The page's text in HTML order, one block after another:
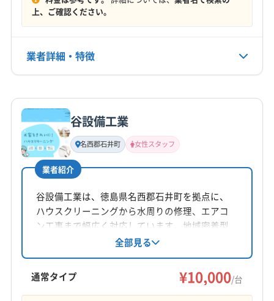
(香川県) 仲多度郡多度津町
定休日
電話番号
公式HP
公式サイトなし
上、ご確認ください。
業者詳細・特徴
基本情報
代表者名
小倉秀樹
所在地
徳島県徳島市
対応地域
吉野川市 小松島市
鳴門市
板野郡松茂町 板野郡上板町
板野郡板野町
板野郡北島町
名西郡神山町
もっと見る
谷設備工業
名西郡石井町 女性スタッフ
業者紹介
谷設備工業は、徳島県名西郡石井町を拠点に、
ハウスクリーニングから水周りの修理、エアコ
ン工事まで幅広く対応しています。地域密着型
で、エアコンクリーニングは一台10000円から。
女性スタッフ同行や時間外の相談も可能です。
消臭抗菌コートや室外機洗浄などのオプション
も用意しています。
全部見る
通常タイプ ¥10,000/台